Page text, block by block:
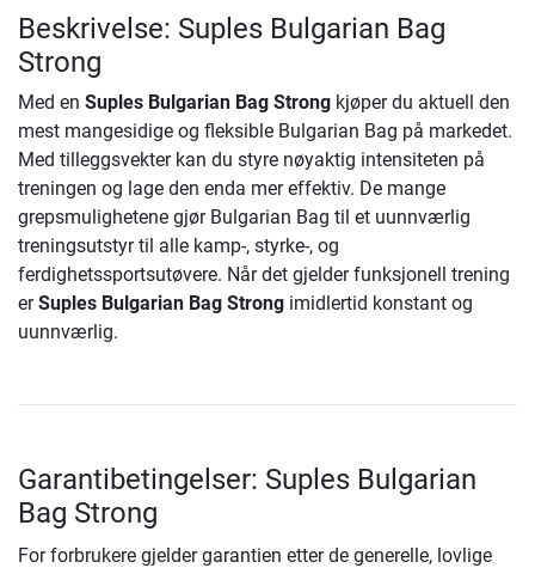
Beskrivelse: Suples Bulgarian Bag
Strong
Med en Suples Bulgarian Bag Strong kjøper du aktuell den
mest mangesidige og fleksible Bulgarian Bag på markedet.
Med tilleggsvekter kan du styre nøyaktig intensiteten på
treningen og lage den enda mer effektiv. De mange
grepsmulighetene gjør Bulgarian Bag til et uunnværlig
treningsutstyr til alle kamp-, styrke-, og
ferdighetssportsutøvere. Når det gjelder funksjonell trening
erSuples Bulgarian Bag Strong imidlertid konstant og
uunnværlig.
Garantibetingelser: Suples Bulgarian
Bag Strong
For forbrukere gjelder garantien etter de generelle, lovlige